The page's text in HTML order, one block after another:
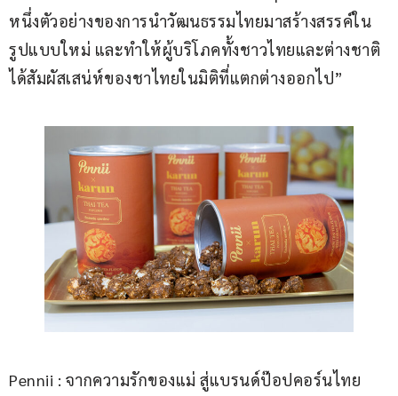
หนึ่งตัวอย่างของการนำวัฒนธรรมไทยมาสร้างสรรค์ใน
รูปแบบใหม่ และทำให้ผู้บริโภคทั้งชาวไทยและต่างชาติ
ได้สัมผัสเสน่ห์ของชาไทยในมิติที่แตกต่างออกไป”
Pennii : จากความรักของแม่ สู่แบรนด์ป๊อปคอร์นไทย